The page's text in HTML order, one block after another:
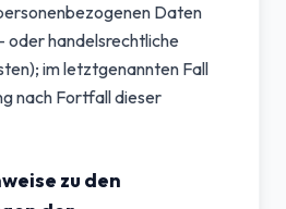
Daten
oder handelsrechtliche
im letztgenannten Fall
nach Fortfall dieser
zu den